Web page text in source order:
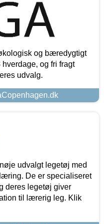
og bæredygtigt
og fri fragt
udvalg.
udvalgt legetøj med
De er specialiseret
deres legetøj giver
til lærerig leg. Klik